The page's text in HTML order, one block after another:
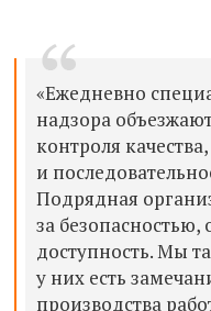
«Ежедневно
надзора
контроля
и
Подрядная
за
доступность. Мы
у них есть
производства